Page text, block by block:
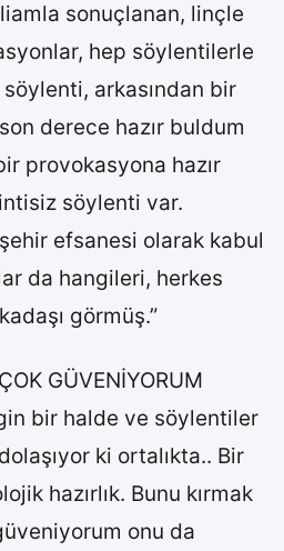
sonuçlanan, linçle
hep söylentilerle
söylenti, arkasından bir
derece hazır buldum
provokasyona hazır
söylenti var.
şehir efsanesi olarak kabul
da hangileri, herkes
görmüş.”
GÜVENİYORUM
bir halde ve söylentiler
ki ortalıkta.. Bir
hazırlık. Bunu kırmak
onu da